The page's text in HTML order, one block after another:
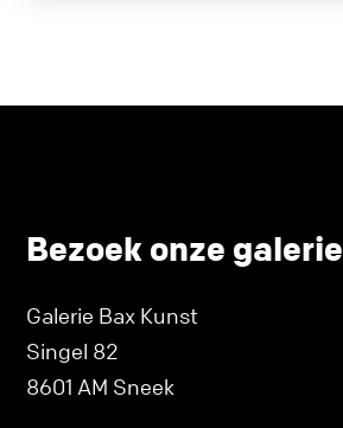
Bezoek onze galerie
Galerie Bax Kunst
Singel 82
8601 AM Sneek